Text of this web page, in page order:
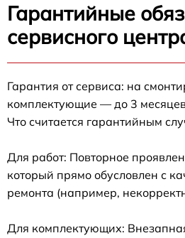
Гарантийные
сервисного
Гарантия от сервиса: на
комплектующие — до 3
Что считается гарантийным
Для работ: Повторное
который прямо обусловлен с
ремонта (например,
Для комплектующих: